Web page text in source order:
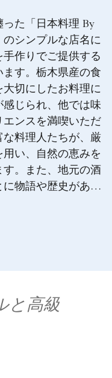
た「日本料理 By
シンプルな店名に
作りでご提供する
す。栃木県産の食
切にしたお料理に
じられ、他では味
ンスを満喫いただ
料理人たちが、厳
い、自然の恵みを
。また、地元の酒
物語や歴史があ
と高級